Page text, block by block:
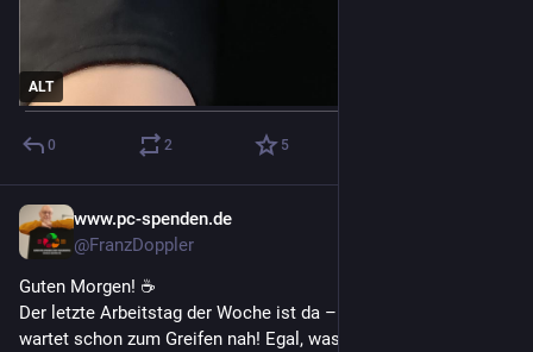
ALT
0 2 5
www.pc-spenden.de
@FranzDoppler
Guten Morgen! ☕️
​Der letzte Arbeitstag der Woche ist da – das Wochenende
wartet schon zum Greifen nah! Egal, was heute noch auf